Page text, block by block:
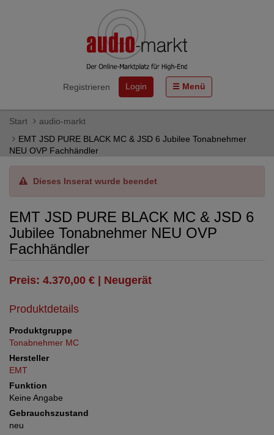
Registrieren Login Menü
Start
audio-markt
EMT JSD PURE BLACK MC & JSD 6 Jubilee Tonabnehmer
NEU OVP Fachhändler
Dieses Inserat wurde beendet
EMT JSD PURE BLACK MC & JSD 6
Jubilee Tonabnehmer NEU OVP
Fachhändler
Preis: 4.370,00 € | Neugerät
Produktdetails
Produktgruppe
Tonabnehmer MC
Hersteller
EMT
Funktion
Keine Angabe
Gebrauchszustand
neu